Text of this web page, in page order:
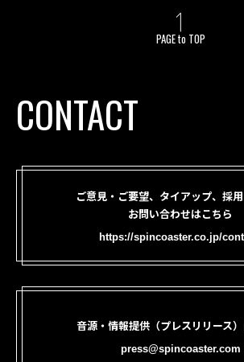
PAGE to TOP
CONTACT
ご意見・ご要望、タイアップ、採
お問い合わせはこちら
https://spincoaster.co.jp/
音源・情報提供（プレスリリース
press@spincoaster.com